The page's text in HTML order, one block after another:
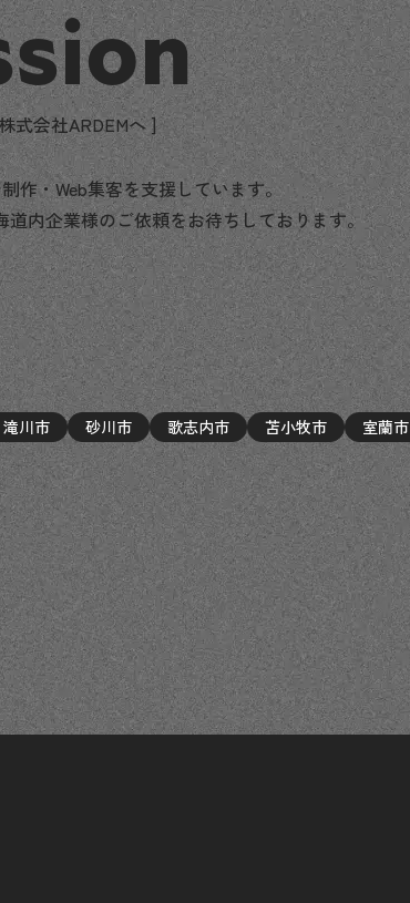
式会社ARDEMへ ]
作・Web集客を支援しています。
内企業様のご依頼をお待ちしております。
滝川市 砂川市 歌志内市 苫小牧市 室蘭市